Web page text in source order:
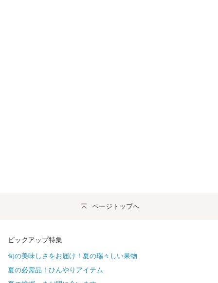
ページトップへ
ピックアップ特集
旬の美味しさをお届け！夏の瑞々しい果物
夏の必需品！ひんやりアイテム